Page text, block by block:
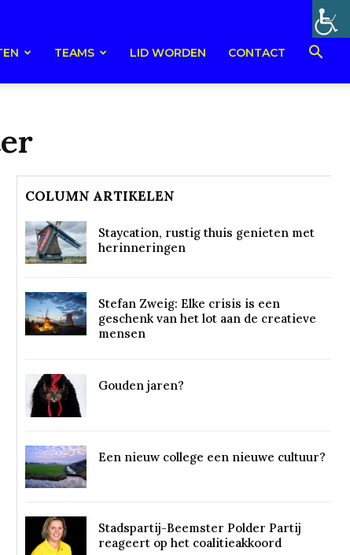
TEAMS LID WORDEN CONTACT
COLUMN ARTIKELEN
Staycation, rustig thuis genieten met
herinneringen
Stefan Zweig: Elke crisis is een
geschenk van het lot aan de creatieve
mensen
Gouden jaren?
Een nieuw college een nieuwe cultuur?
Stadspartij-Beemster Polder Partij
reageert op het coalitieakkoord